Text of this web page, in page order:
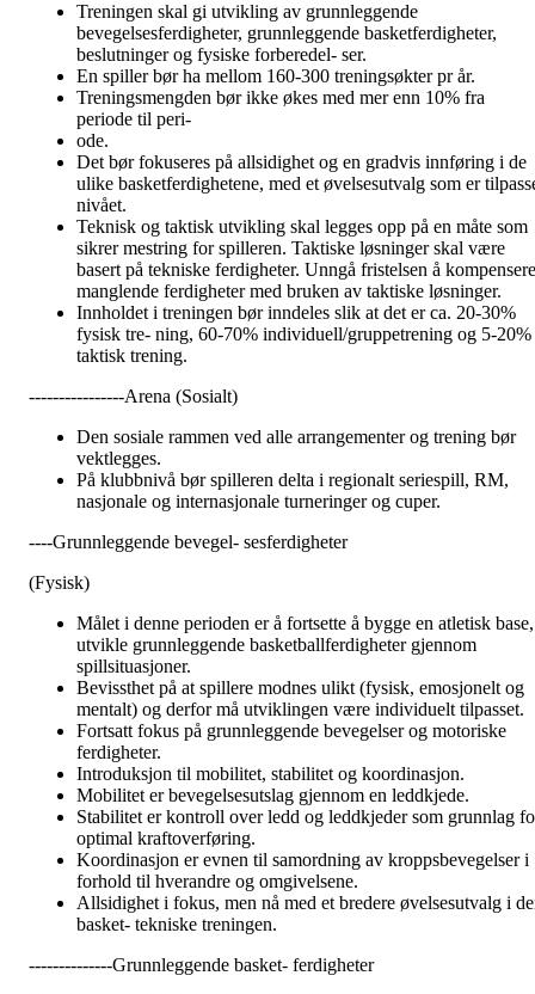
Treningen skal gi utvikling av grunnleggende
bevegelsesferdigheter, grunnleggende basketferdigheter,
beslutninger og fysiske forberedel- ser.
En spiller bør ha mellom 160-300 treningsøkter pr år.
Treningsmengden bør ikke økes med mer enn 10% fra
periode til peri-
ode.
Det bør fokuseres på allsidighet og en gradvis innføring i de
ulike basketferdighetene, med et øvelsesutvalg som er
nivået.
Teknisk og taktisk utvikling skal legges opp på en måte som
sikrer mestring for spilleren. Taktiske løsninger skal være
basert på tekniske ferdigheter. Unngå fristelsen å kompensere
manglende ferdigheter med bruken av taktiske løsninger.
Innholdet i treningen bør inndeles slik at det er ca. 20-30%
fysisk tre- ning, 60-70% individuell/gruppetrening og 5-20%
taktisk trening.
----------------Arena (Sosialt)
Den sosiale rammen ved alle arrangementer og trening bør
vektlegges.
På klubbnivå bør spilleren delta i regionalt seriespill, RM,
nasjonale og internasjonale turneringer og cuper.
----Grunnleggende bevegel- sesferdigheter
(Fysisk)
Målet i denne perioden er å fortsette å bygge en atletisk base,
utvikle grunnleggende basketballferdigheter gjennom
spillsituasjoner.
Bevissthet på at spillere modnes ulikt (fysisk, emosjonelt og
mentalt) og derfor må utviklingen være individuelt tilpasset.
Fortsatt fokus på grunnleggende bevegelser og motoriske
ferdigheter.
Introduksjon til mobilitet, stabilitet og koordinasjon.
Mobilitet er bevegelsesutslag gjennom en leddkjede.
Stabilitet er kontroll over ledd og leddkjeder som grunnlag
optimal kraftoverføring.
Koordinasjon er evnen til samordning av kroppsbevegelser i
forhold til hverandre og omgivelsene.
Allsidighet i fokus, men nå med et bredere øvelsesutvalg i
basket- tekniske treningen.
--------------Grunnleggende basket- ferdigheter